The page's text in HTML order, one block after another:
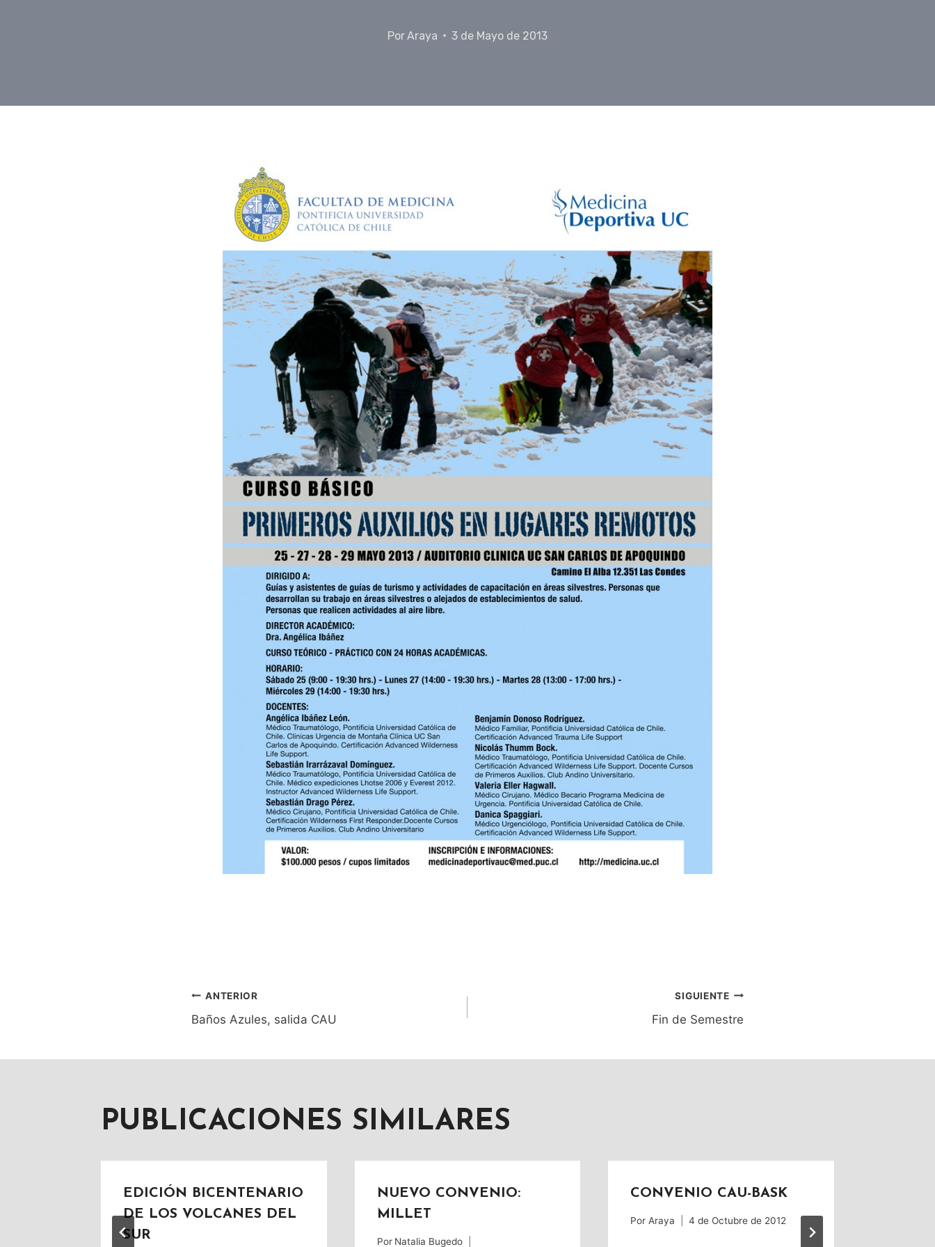
PorAraya 3 de Mayo de 2013
NAVEGACIÓN
ANTERIOR
Baños Azules, salida CAU
SIGUIENTE
Fin de Semestre
PUBLICACIONES SIMILARES
EDICIÓN BICENTENARIO
DE LOS VOLCANES DEL
SUR
NUEVO CONVENIO:
MILLET
Por Natalia Bugedo
CONVENIO CAU-BASK
Por Araya 4 de Octubre de 2012